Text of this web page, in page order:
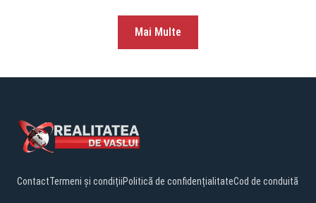
Mai Multe
ContactTermeni și condițiiPolitică de confidențialitateCod de conduită